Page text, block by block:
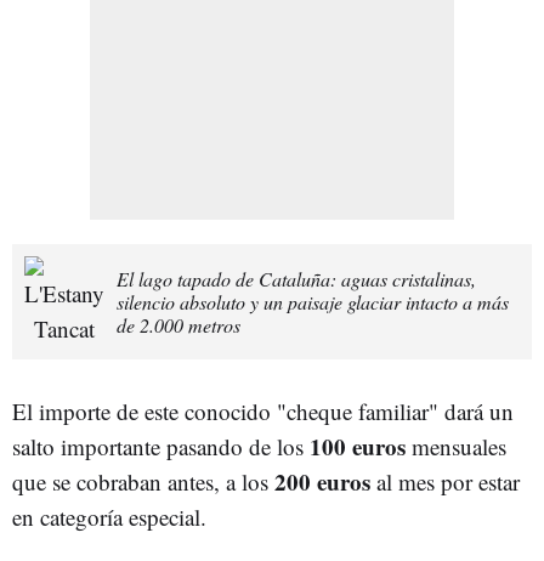
El lago tapado de Cataluña: aguas cristalinas,
silencio absoluto y un paisaje glaciar intacto a más
de 2.000 metros
El importe de este conocido "cheque familiar" dará un
salto importante pasando de los 100 euros mensuales
que se cobraban antes, a los 200 euros al mes por estar
en categoría especial.